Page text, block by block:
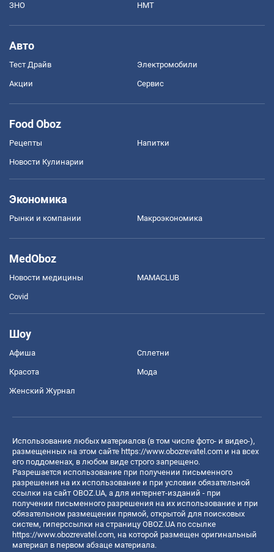
ЗНО НМТ
Авто
Тест Драйв Электромобили
Акции Сервис
Food Oboz
Рецепты Напитки
Новости Кулинарии
Экономика
Рынки и компании Mакроэкономика
MedOboz
Новости медицины MAMACLUB
Covid
Шоу
Афиша Сплетни
Красота Мода
Женский Журнал
Использование любых материалов (в том числе фото- и видео-),
размещенных на этом сайте https://www.obozrevatel.com и на всех
его поддоменах, в любом виде строго запрещено.
Разрешается использование при получении письменного
разрешения на их использование и при условии обязательной
ссылки на сайт OBOZ.UA, а для интернет-изданий - при
получении письменного разрешения на их использование и при
обязательном размещении прямой, открытой для поисковых
систем, гиперссылки на страницу OBOZ.UA по ссылке
https://www.obozrevatel.com, на которой размещен оригинальный
материал в первом абзаце материала.